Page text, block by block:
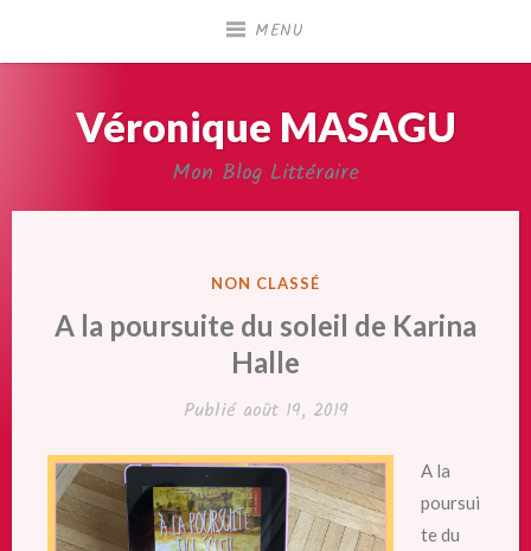
MENU
Véronique MASAGU
Mon Blog Littéraire
PUBLIÉ
NON CLASSÉ
A la poursuite du soleil de Karina
Halle
Publié août 19, 2019
A la
poursui
te du